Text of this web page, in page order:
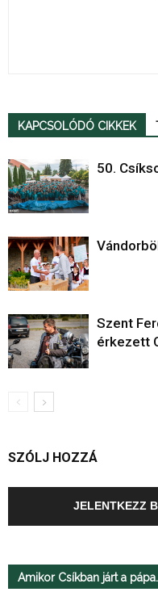
KAPCSOLÓDÓ CIKKEK
50.
Szent
érkezett
SZÓLJ HOZZÁ
JELENTKEZZ
Amikor Csíkban járt a